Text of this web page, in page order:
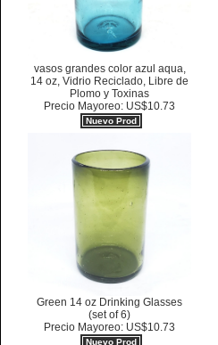
vasos grandes color azul aqua,
14 oz, Vidrio Reciclado, Libre de
Plomo y Toxinas
Precio Mayoreo: US$10.73
Nuevo Prod
Green 14 oz Drinking Glasses
(set of 6)
Precio Mayoreo: US$10.73
Nuevo Prod